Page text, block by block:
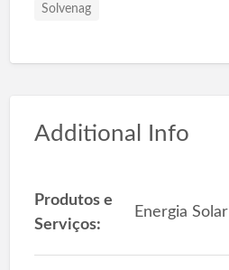
Solvenag
Additional Info
Produtos e
Serviços:
Energia Solar